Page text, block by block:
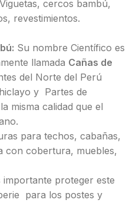
Viguetas, cercos bambú,
revestimientos.
Su nombre Científico es
llamada Cañas de
del Norte del Perú
y Partes de
misma calidad que el
para techos, cabañas,
con cobertura, muebles,
importante proteger este
para los postes y